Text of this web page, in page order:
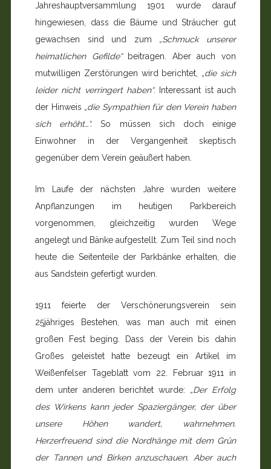
Jahreshauptversammlung 1901 wurde darauf
hingewiesen, dass die Bäume und Sträucher gut
gewachsen sind und zum „Schmuck unserer
heimatlichen Gefilde“beitragen. Aber auch von
mutwilligen Zerstörungen wird berichtet, „die sich
leider nicht verringert haben“. Interessant ist auch
der Hinweis „die Sympathien für den Verein haben
sich erhöht…“. So müssen sich doch einige
Einwohner in der Vergangenheit skeptisch
gegenüber dem Verein geäußert haben.
Im Laufe der nächsten Jahre wurden weitere
Anpflanzungen im heutigen Parkbereich
vorgenommen, gleichzeitig wurden Wege
angelegt und Bänke aufgestellt. Zum Teil sind noch
heute die Seitenteile der Parkbänke erhalten, die
aus Sandstein gefertigt wurden.
1911 feierte der Verschönerungsverein sein
25jähriges Bestehen, was man auch mit einen
großen Fest beging. Dass der Verein bis dahin
Großes geleistet hatte bezeugt ein Artikel im
Weißenfelser Tageblatt vom 22. Februar 1911 in
dem unter anderen berichtet wurde: „Der Erfolg
des Wirkens kann jeder Spaziergänger, der über
unsere Höhen wandert, wahrnehmen.
Herzerfreuend sind die Nordhänge mit dem Grün
der Tannen und Birken anzuschauen. Aber auch